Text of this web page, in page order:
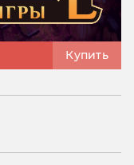
Купить